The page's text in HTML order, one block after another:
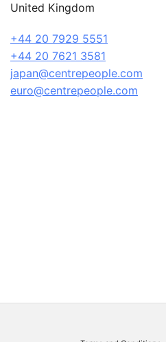
United Kingdom
+44 20 7929 5551
+44 20 7621 3581
japan@centrepeople.com
euro@centrepeople.com